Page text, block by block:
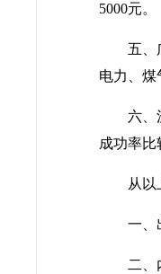
5000元。
五、
电力、煤
六、
成功率比
从以
一、
二